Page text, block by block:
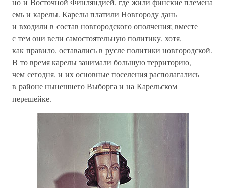
емь и карелы. Карелы платили Новгороду дань
и входили в состав новгородского ополчения; вместе
с тем они вели самостоятельную политику, хотя,
как правило, оставались в русле политики новгородской.
В то время карелы занимали большую территорию,
чем сегодня, и их основные поселения располагались
в районе нынешнего Выборга и на Карельском
перешейке.